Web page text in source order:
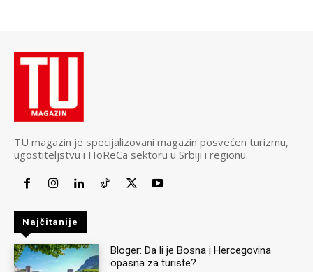
TU magazin je specijalizovani magazin posvećen turizmu,
ugostiteljstvu i HoReCa sektoru u Srbiji i regionu.
Najčitanije
Bloger: Da li je Bosna i Hercegovina
opasna za turiste?